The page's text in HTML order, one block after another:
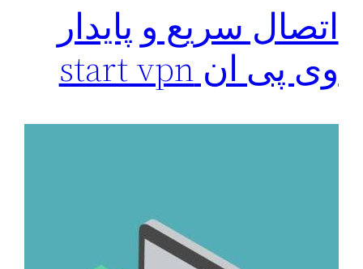
اتصال سریع و پایدار
وی پی ان start vpn